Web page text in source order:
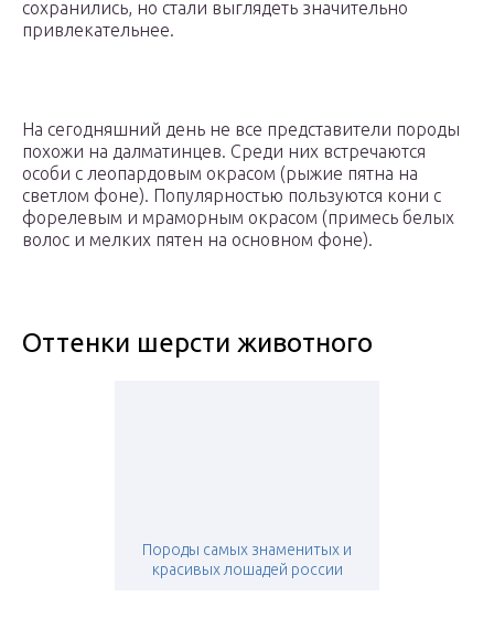
сохранились, но стали выглядеть значительно
привлекательнее.
На сегодняшний день не все представители породы
похожи на далматинцев. Среди них встречаются
особи с леопардовым окрасом (рыжие пятна на
светлом фоне). Популярностью пользуются кони с
форелевым и мраморным окрасом (примесь белых
волос и мелких пятен на основном фоне).
Оттенки шерсти животного
Породы самых знаменитых и
красивых лошадей россии